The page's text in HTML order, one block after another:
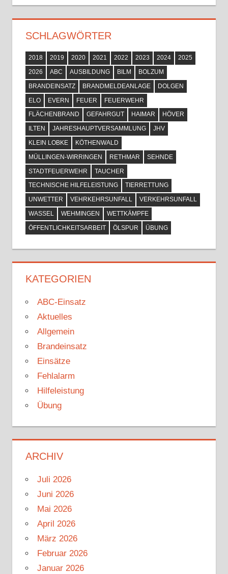
SCHLAGWÖRTER
2018 2019 2020 2021 2022 2023 2024
2025
2026
ABC AUSBILDUNG BILM
BOLZUM
BRANDEINSATZ
BRANDMELDEANLAGE
DOLGEN
ELO
EVERN FEUER
FEUERWEHR
FLÄCHENBRAND
GEFAHRGUT HAIMAR
HÖVER
ILTEN
JAHRESHAUPTVERSAMMLUNG
JHV
KLEIN LOBKE
KÖTHENWALD
MÜLLINGEN-WIRRINGEN
RETHMAR
SEHNDE
STADTFEUERWEHR
TAUCHER
TECHNISCHE HILFELEISTUNG
TIERRETTUNG
UNWETTER
VEHRKEHRSUNFALL
VERKEHRSUNFALL
WASSEL
WEHMINGEN
WETTKÄMPFE
ÖFFENTLICHKEITSARBEIT
ÖLSPUR ÜBUNG
KATEGORIEN
ABC-Einsatz
Aktuelles
Allgemein
Brandeinsatz
Einsätze
Fehlalarm
Hilfeleistung
Übung
ARCHIV
Juli 2026
Juni 2026
Mai 2026
April 2026
März 2026
Februar 2026
Januar 2026